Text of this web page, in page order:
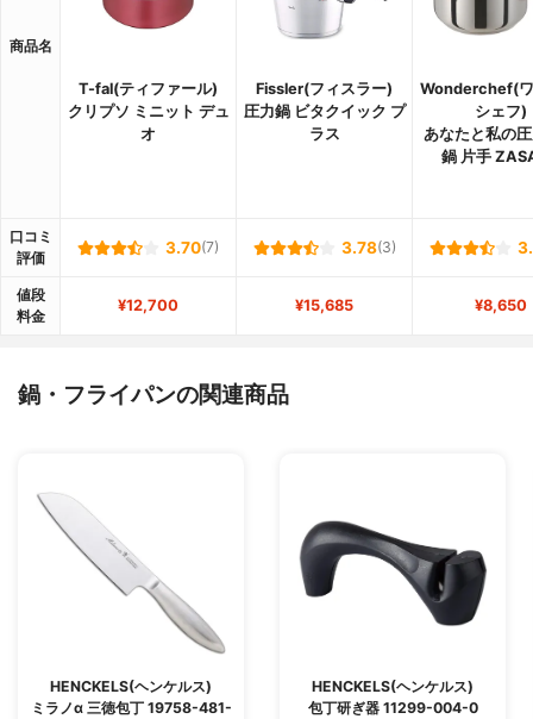
商品名
T-fal(ティファール)
クリプソ ミニット デュ
オ
Fissler(フィスラー)
圧力鍋 ビタクイック プ
ラス
Wonderchef(
シェフ)
あなたと私の
鍋 片手
口コミ
評価
3.70(7) 3.78(3)
値段
料金
¥12,700 ¥15,685 ¥8,650
鍋・フライパンの関連商品
HENCKELS(ヘンケルス)
ミラノα 三徳包丁 19758-481-
HENCKELS(ヘンケルス)
包丁研ぎ器 11299-004-0